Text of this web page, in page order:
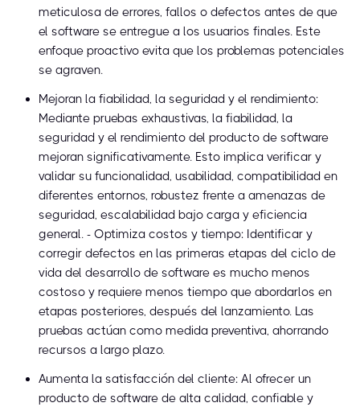
meticulosa de errores, fallos o defectos antes de que
el software se entregue a los usuarios finales. Este
enfoque proactivo evita que los problemas potenciales
se agraven.
Mejoran la fiabilidad, la seguridad y el rendimiento:
Mediante pruebas exhaustivas, la fiabilidad, la
seguridad y el rendimiento del producto de software
mejoran significativamente. Esto implica verificar y
validar su funcionalidad, usabilidad, compatibilidad en
diferentes entornos, robustez frente a amenazas de
seguridad, escalabilidad bajo carga y eficiencia
general. - Optimiza costos y tiempo: Identificar y
corregir defectos en las primeras etapas del ciclo de
vida del desarrollo de software es mucho menos
costoso y requiere menos tiempo que abordarlos en
etapas posteriores, después del lanzamiento. Las
pruebas actúan como medida preventiva, ahorrando
recursos a largo plazo.
Aumenta la satisfacción del cliente: Al ofrecer un
producto de software de alta calidad, confiable y